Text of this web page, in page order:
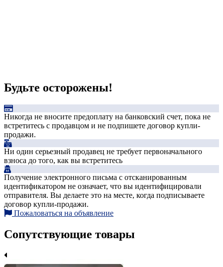
Будьте осторожены!
Никогда не вносите предоплату на банковский счет, пока не
встретитесь с продавцом и не подпишете договор купли-
продажи.
Ни один серьезный продавец не требует первоначального
взноса до того, как вы встретитесь
Получение электронного письма с отсканированным
идентификатором не означает, что вы идентифицировали
отправителя. Вы делаете это на месте, когда подписываете
договор купли-продажи.
Пожаловаться на объявление
Сопутствующие товары